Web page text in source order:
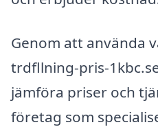
Genom att använda
trdfllning-pris-
jämföra priser och
företag som